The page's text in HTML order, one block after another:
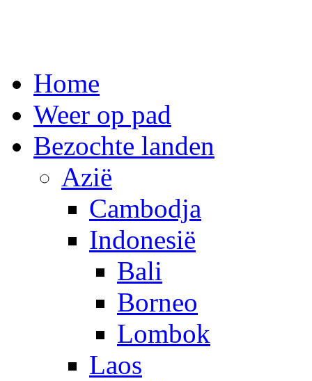
naar
inhoudHome
Weer op pad
Bezochte landen
Azië
Cambodja
Indonesië
Bali
Borneo
Lombok
Laos